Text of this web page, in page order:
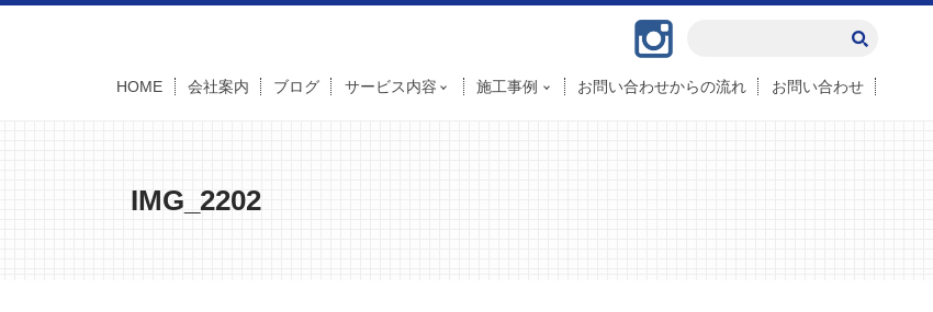
HOME 会社案内 ブログ サービス内容 施工事例 お問い合わせからの流れ お問い合わせ
IMG_2202